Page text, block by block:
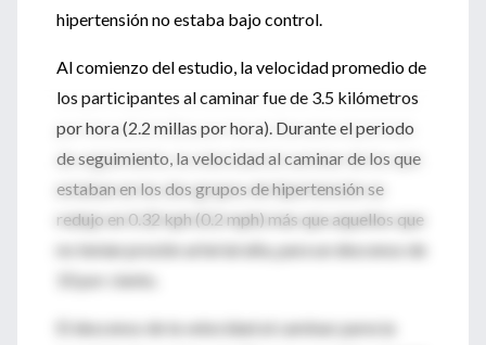
hipertensión no estaba bajo control.
Al comienzo del estudio, la velocidad promedio de
los participantes al caminar fue de 3.5 kilómetros
por hora (2.2 millas por hora). Durante el periodo
de seguimiento, la velocidad al caminar de los que
estaban en los dos grupos de hipertensión se
redujo en 0.32 kph (0.2 mph) más que aquellos que
no tenían presión arterial alta, para un descenso de
10 por ciento.
El descenso de la velocidad al caminar parecía